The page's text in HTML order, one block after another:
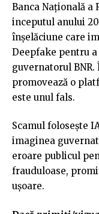
Banca Națională a
inceputul anului
înșelăciune care
Deepfake pentru
guvernatorul
promovează o
este unul fals.
Scamul folosește
imaginea
eroare publicul
frauduloase,
ușoare.